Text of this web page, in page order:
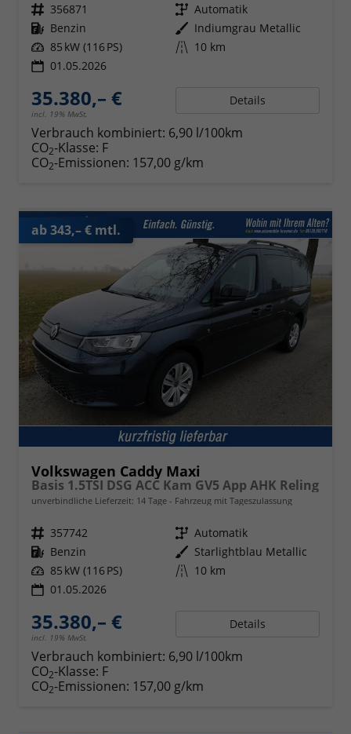
Fahrzeugnr. 356871 Getriebe Automatik
Kraftstoff Benzin Außenfarbe Indiumgrau Metallic
Leistung 85 kW (116 PS) Kilometerstand 10 km
01.05.2026
35.380,– €
incl. 19% MwSt.
Details
Verbrauch kombiniert: 6,90 l/100km
CO2-Klasse: F
CO2-Emissionen: 157,00 g/km
ab 343,– € mtl.
Volkswagen Caddy Maxi
Basis 1.5TSI DSG ACC Kam GV5 App AHK Reling
unverbindliche Lieferzeit: 14 Tage Fahrzeug mit Tageszulassung
Fahrzeugnr. 357742 Getriebe Automatik
Kraftstoff Benzin Außenfarbe Starlightblau Metallic
Leistung 85 kW (116 PS) Kilometerstand 10 km
01.05.2026
35.380,– €
incl. 19% MwSt.
Details
Verbrauch kombiniert: 6,90 l/100km
CO2-Klasse: F
CO2-Emissionen: 157,00 g/km